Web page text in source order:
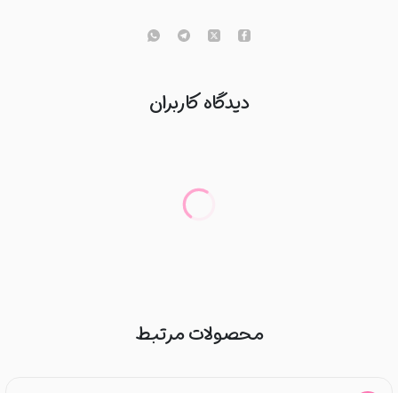
دیدگاه کاربران
محصولات مرتبط